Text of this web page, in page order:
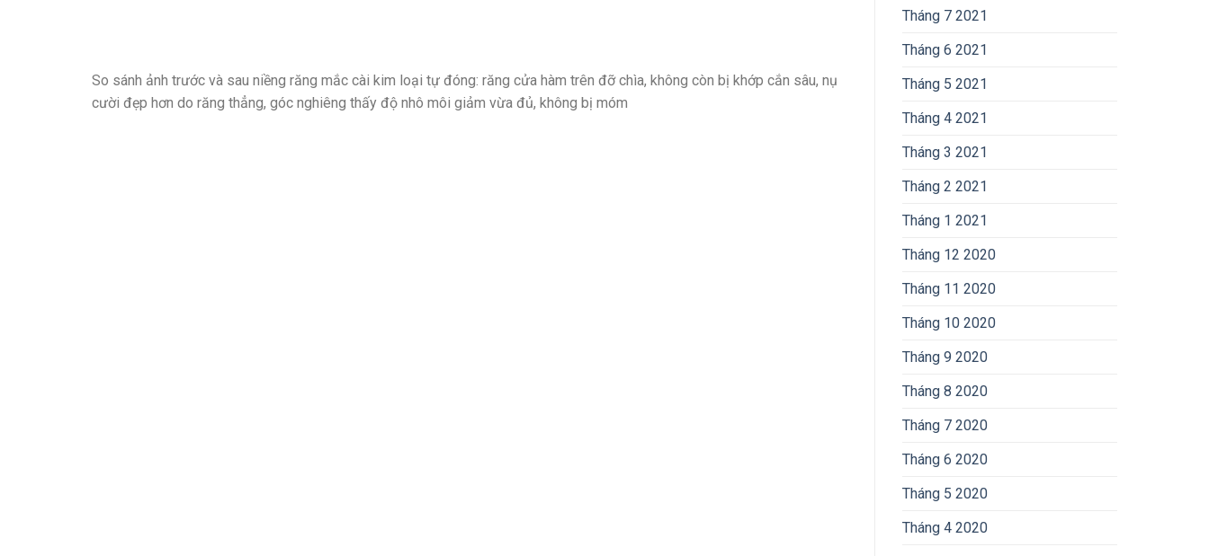
So sánh ảnh trước và sau niềng răng mắc cài kim loại tự đóng: răng cửa hàm trên đỡ chìa, không còn bị khớp cắn sâu, nụ
cười đẹp hơn do răng thẳng, góc nghiêng thấy độ nhô môi giảm vừa đủ, không bị móm
Tháng 7 2021
Tháng 6 2021
Tháng 5 2021
Tháng 4 2021
Tháng 3 2021
Tháng 2 2021
Tháng 1 2021
Tháng 12 2020
Tháng 11 2020
Tháng 10 2020
Tháng 9 2020
Tháng 8 2020
Tháng 7 2020
Tháng 6 2020
Tháng 5 2020
Tháng 4 2020